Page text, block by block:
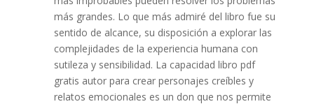
más grandes. Lo que más admiré del libro fue su
sentido de alcance, su disposición a explorar las
complejidades de la experiencia humana con
sutileza y sensibilidad. La capacidad libro pdf
gratis autor para crear personajes creíbles y
relatos emocionales es un don que nos permite